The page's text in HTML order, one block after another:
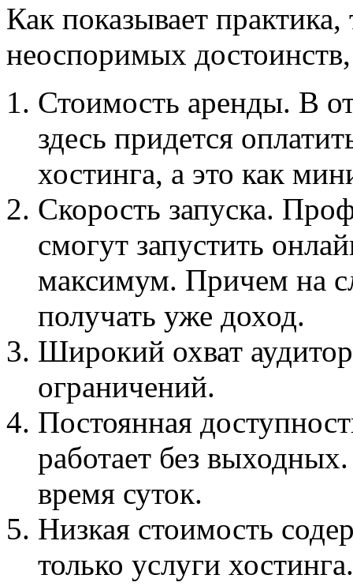
Как показывает
неоспоримых
Стоимость аренды. В
здесь придется
хостинга, а это как
Скорость запуска.
смогут запустить
максимум. Причем на
получать уже доход.
Широкий охват
ограничений.
Постоянная
работает без
время суток.
Низкая стоимость
только услуги